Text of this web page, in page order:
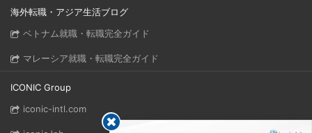
海外転職・アジア生活ブログ
ベトナム就職・転職完全ガイド
マレーシア就職・転職完全ガイド
ICONIC Group
iconic-intl.com